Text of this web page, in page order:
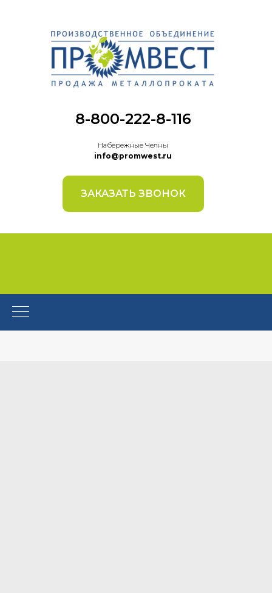
8-800-222-8-116
Набережные Челны
info@promwest.ru
ЗАКАЗАТЬ ЗВОНОК